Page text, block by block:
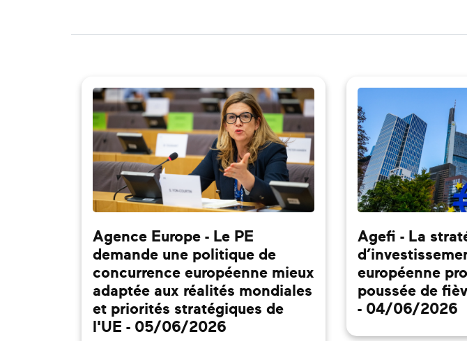
Agence Europe - Le PE
demande une politique de
concurrence européenne mieux
adaptée aux réalités mondiales
et priorités stratégiques de
l'UE - 05/06/2026
Agefi - La
européenne
poussée de
- 04/06/2026